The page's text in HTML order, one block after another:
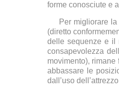
forme conosciute e
Per migliorare
(diretto
delle sequenze e il
consapevolezza
movimento),
abbassare le
dall’uso